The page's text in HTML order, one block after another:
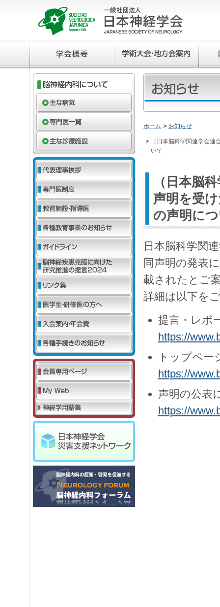
ホーム お知らせ
（日本脳科学関連学会
いて
（日本脳
声明を受
の声明に
日本脳科学関
同声明の発表
載されたとご
詳細は以下を
提言・レポ
https://
トップペー
https://
声明の公表
https://